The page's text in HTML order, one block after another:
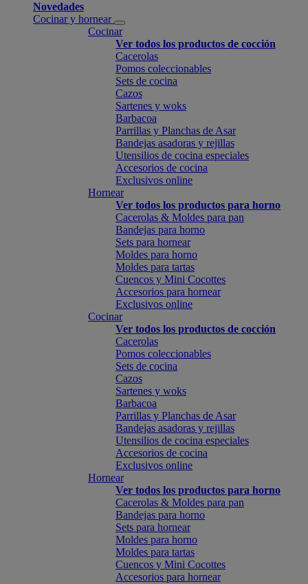
Novedades
Cocinar y hornear
Cocinar
Ver todos los productos de cocción
Cacerolas
Pomos coleccionables
Sets de cocina
Cazos
Sartenes y woks
Barbacoa
Parrillas y Planchas de Asar
Bandejas asadoras y rejillas
Utensilios de cocina especiales
Accesorios de cocina
Exclusivos online
Hornear
Ver todos los productos para horno
Cacerolas & Moldes para pan
Bandejas para horno
Sets para hornear
Moldes para horno
Moldes para tartas
Cuencos y Mini Cocottes
Accesorios para hornear
Exclusivos online
Cocinar
Ver todos los productos de cocción
Cacerolas
Pomos coleccionables
Sets de cocina
Cazos
Sartenes y woks
Barbacoa
Parrillas y Planchas de Asar
Bandejas asadoras y rejillas
Utensilios de cocina especiales
Accesorios de cocina
Exclusivos online
Hornear
Ver todos los productos para horno
Cacerolas & Moldes para pan
Bandejas para horno
Sets para hornear
Moldes para horno
Moldes para tartas
Cuencos y Mini Cocottes
Accesorios para hornear